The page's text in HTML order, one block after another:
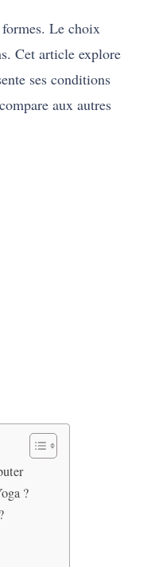
Le choix
Cet article explore
ses conditions
aux autres
?